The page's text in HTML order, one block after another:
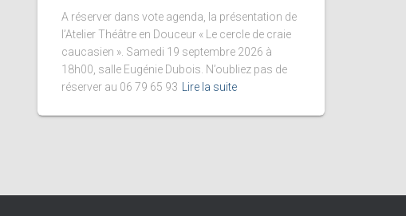
A réserver dans vote agenda, la présentation de
l’Atelier Théâtre en Douceur « Le cercle de craie
caucasien ». Samedi 19 septembre 2026 à
18h00, salle Eugénie Dubois. N’oubliez pas de
réserver au 06 79 65 93
Lire la suite